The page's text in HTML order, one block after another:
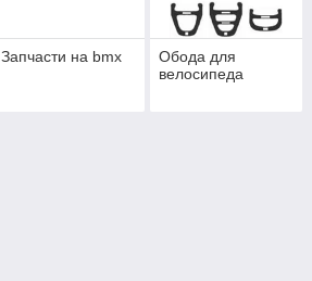
Запчасти на bmx
Обода для
велосипеда